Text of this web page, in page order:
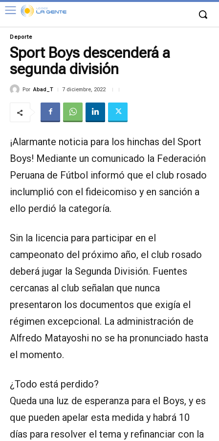
Deporte
Sport Boys descenderá a
segunda división
Por Abad_T 7 diciembre, 2022
¡Alarmante noticia para los hinchas del Sport
Boys! Mediante un comunicado la Federación
Peruana de Fútbol informó que el club rosado
inclumplió con el fideicomiso y en sanción a
ello perdió la categoría.
Sin la licencia para participar en el
campeonato del próximo año, el club rosado
deberá jugar la Segunda División. Fuentes
cercanas al club señalan que nunca
presentaron los documentos que exigía el
régimen excepcional. La administración de
Alfredo Matayoshi no se ha pronunciado hasta
el momento.
¿Todo está perdido?
Queda una luz de esperanza para el Boys, y es
que pueden apelar esta medida y habrá 10
días para resolver el tema y refinanciar con la